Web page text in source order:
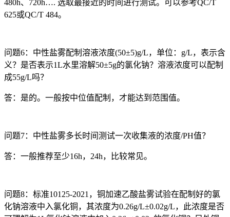
480h、720h…. 选取最接近的时间进行测试。可以参考QC/T
625或QC/T 484。
问题6：中性盐雾配制溶液浓度(50±5)g/L，单位：g/L，表示含
义？是否表示1L水里溶解50±5g的氯化钠？溶液浓度可以配制
成55g/L吗？
答：是的。一般按中位值配制，才能达到范围值。
问题7：中性盐雾多长时间测试一次收集液的浓度/PH值？
答：一般推荐至少16h，24h，比较常见。
问题8：标准10125-2021，铜加速乙酸盐雾试验在配制好的氯
化钠溶液中入氯化铜，其浓度为0.26g/L±0.02g/L，此浓度是否